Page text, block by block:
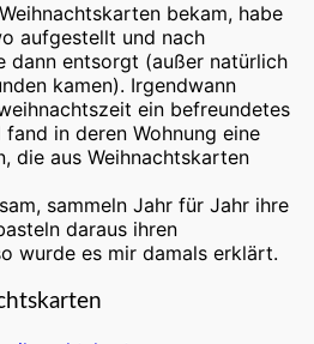
bekam, habe
aufgestellt und nach
dann entsorgt (außer natürlich
kamen). Irgendwann
ein befreundetes
in deren Wohnung eine
die aus Weihnachtskarten
sammeln Jahr für Jahr ihre
daraus ihren
wurde es mir damals erklärt.